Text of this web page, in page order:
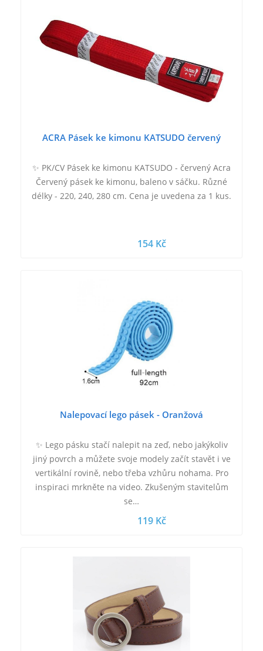
ACRA Pásek ke kimonu KATSUDO červený
✨ PK/CV Pásek ke kimonu KATSUDO - červený Acra
Červený pásek ke kimonu, baleno v sáčku. Různé
délky - 220, 240, 280 cm. Cena je uvedena za 1 kus.
154 Kč
Nalepovací lego pásek - Oranžová
✨ Lego pásku stačí nalepit na zeď, nebo jakýkoliv
jiný povrch a můžete svoje modely začít stavět i ve
vertikální rovině, nebo třeba vzhůru nohama. Pro
inspiraci mrkněte na video. Zkušeným stavitelům
se…
119 Kč